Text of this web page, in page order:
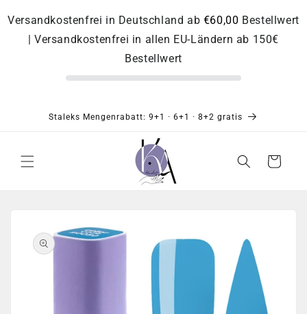
Versandkostenfrei in Deutschland ab €60,00 Bestellwert
| Versandkostenfrei in allen EU-Ländern ab 150€
Bestellwert
zum
Inhalt
Staleks Mengenrabatt: 9+1 · 6+1 · 8+2 gratis
Warenkorb